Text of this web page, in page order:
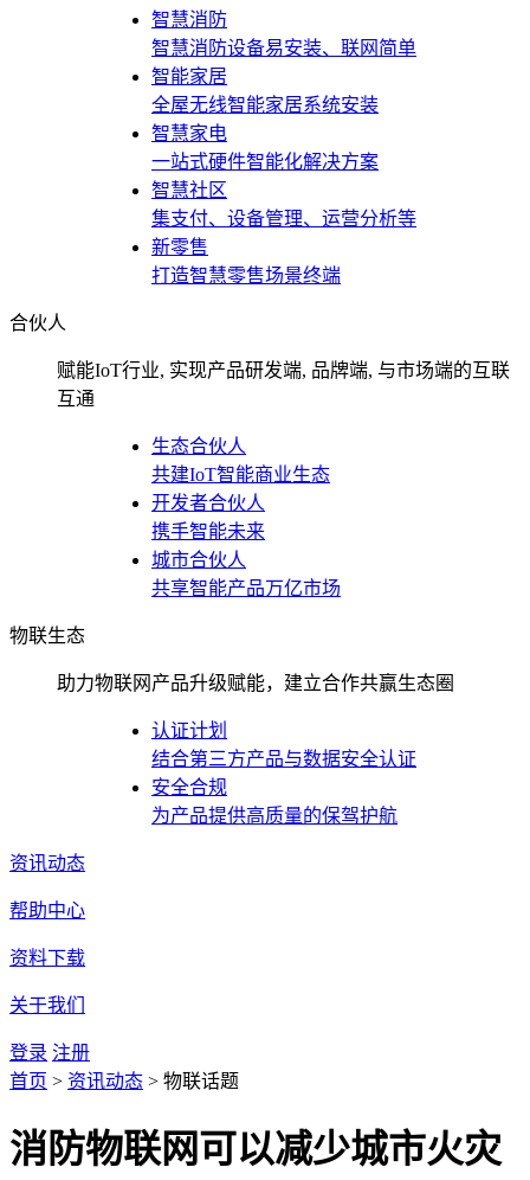
智慧消防
智慧消防设备易安装、联网简单
智能家居
全屋无线智能家居系统安装
智慧家电
一站式硬件智能化解决方案
智慧社区
集支付、设备管理、运营分析等
新零售
打造智慧零售场景终端
合伙人
赋能IoT行业, 实现产品研发端, 品牌端, 与市场端的互联
互通
生态合伙人
共建IoT智能商业生态
开发者合伙人
携手智能未来
城市合伙人
共享智能产品万亿市场
物联生态
助力物联网产品升级赋能，建立合作共赢生态圈
认证计划
结合第三方产品与数据安全认证
安全合规
为产品提供高质量的保驾护航
资讯动态
帮助中心
资料下载
关于我们
登录 注册
首页 > 资讯动态 > 物联话题
消防物联网可以减少城市火灾